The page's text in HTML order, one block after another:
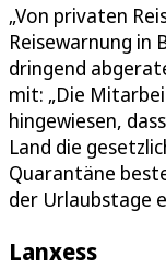
„Von privaten
Reisewarnung in
dringend
mit: „Die
hingewiesen,
Land die
Quarantäne
der Urlaubstage
Lanxess